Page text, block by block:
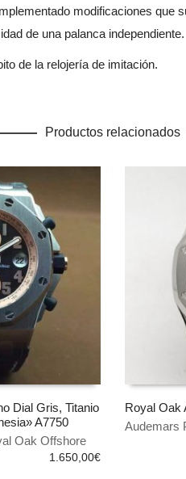
modificaciones que
de una palanca independiente.
de la relojería de imitación.
Productos relacionados
Dial Gris, Titanio
A7750
Oak Offshore
1.650,00€
AÑADIR
Royal Oak
Audemars